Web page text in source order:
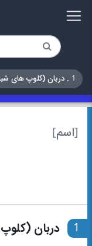
1 . دربان (کلوپ های شبانه، میخانه و ...)
[اسم]
1 دربان